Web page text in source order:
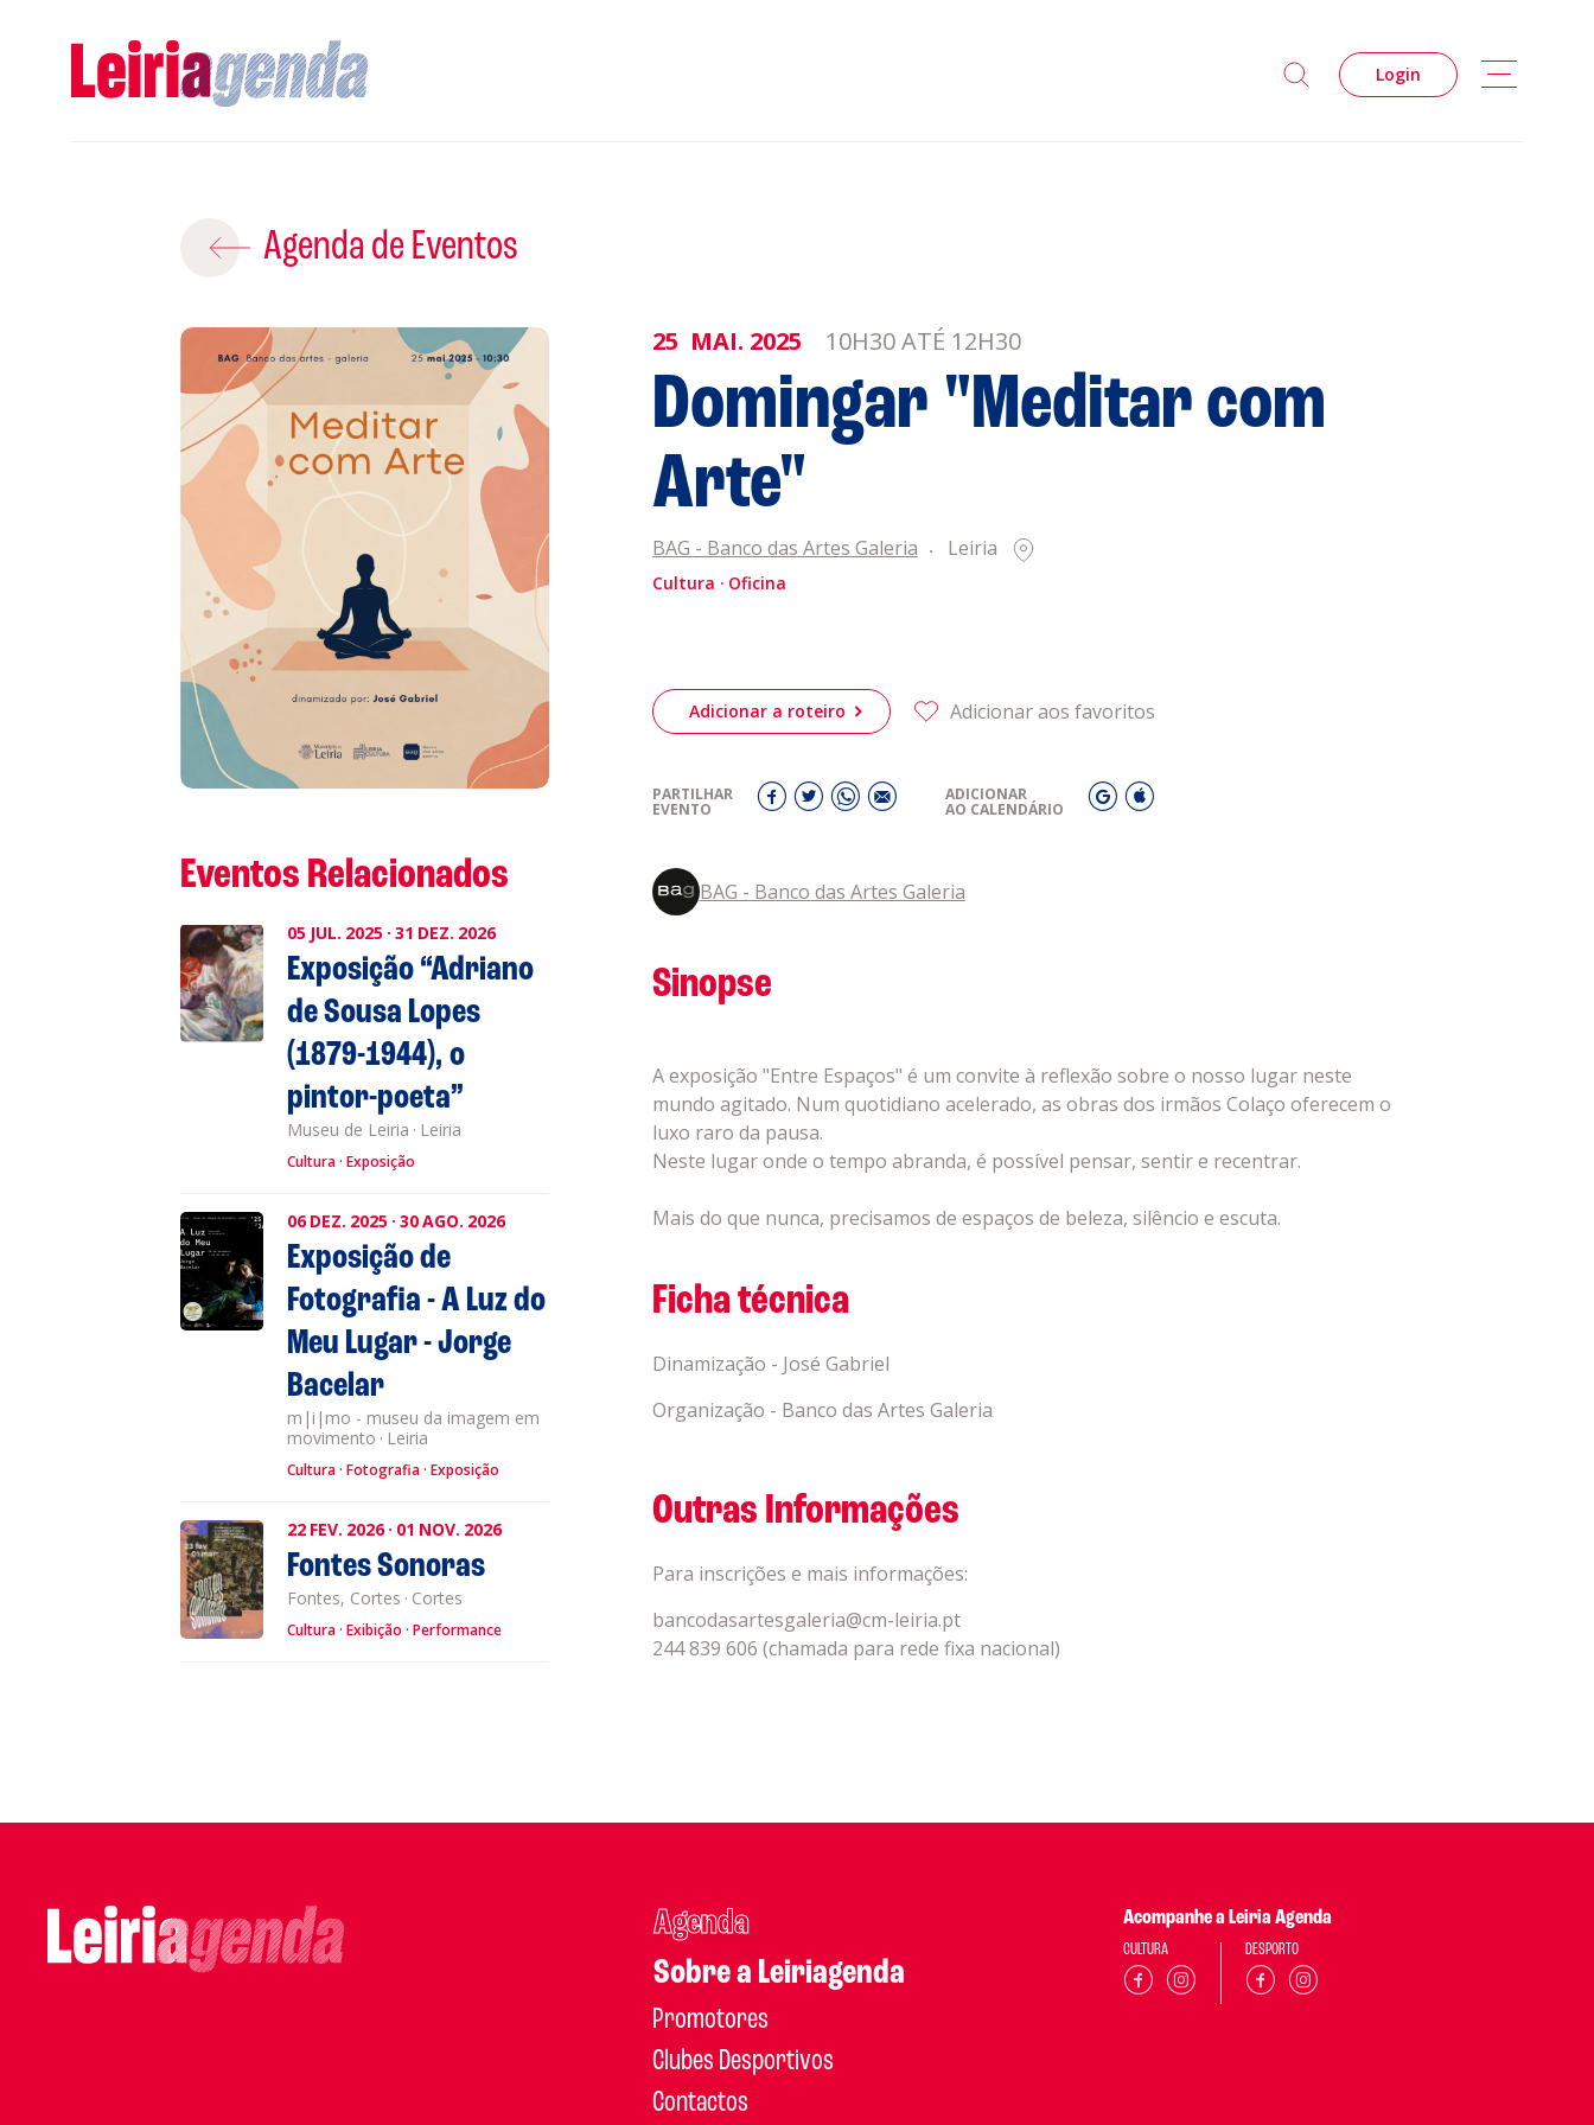
Login
Agenda
Sobre a
Leiriagenda
Promotores
Clubes Desportivos
Política de Privacidade
Política de Cookies
CULTURA
Agenda de Eventos
25 MAI. 2025 10H30 ATÉ 12H30
Domingar "Meditar com
Arte"
BAG - Banco das Artes Galeria Leiria
Cultura Oficina
Adicionar a roteiro Adicionar aos favoritos
PARTILHAR
EVENTO
ADICIONAR
AO CALENDÁRIO
BAG - Banco das Artes Galeria
Sinopse
A exposição "Entre Espaços" é um convite à reflexão sobre o nosso lugar neste
mundo agitado. Num quotidiano acelerado, as obras dos irmãos Colaço oferecem o
luxo raro da pausa.
Neste lugar onde o tempo abranda, é possível pensar, sentir e recentrar.
Mais do que nunca, precisamos de espaços de beleza, silêncio e escuta.
Ficha técnica
Dinamização - José Gabriel
Organização - Banco das Artes Galeria
Outras Informações
Para inscrições e mais informações:
bancodasartesgaleria@cm-leiria.pt
244 839 606 (chamada para rede fixa nacional)
Eventos Relacionados
05 JUL. 2025 · 31 DEZ. 2026
Exposição “Adriano
de Sousa Lopes
(1879-1944), o
pintor-poeta”
Museu de Leiria · Leiria
Cultura Exposição
06DEZ. 2025 · 30AGO. 2026
Exposição de
Fotografia - A Luz do
Meu Lugar - Jorge
Bacelar
m|i|mo - museu da imagem em
movimento · Leiria
Cultura Fotografia Exposição
22 FEV. 2026· 01 NOV. 2026
Fontes Sonoras
Fontes, Cortes · Cortes
Cultura Exibição Performance
ROTEIROS EXISTENTES
CRIAR NOVO
Gravar
Agenda
Sobre a Leiriagenda
Promotores
Clubes Desportivos
Contactos
Acompanhe a Leiria Agenda
CULTURA DESPORTO